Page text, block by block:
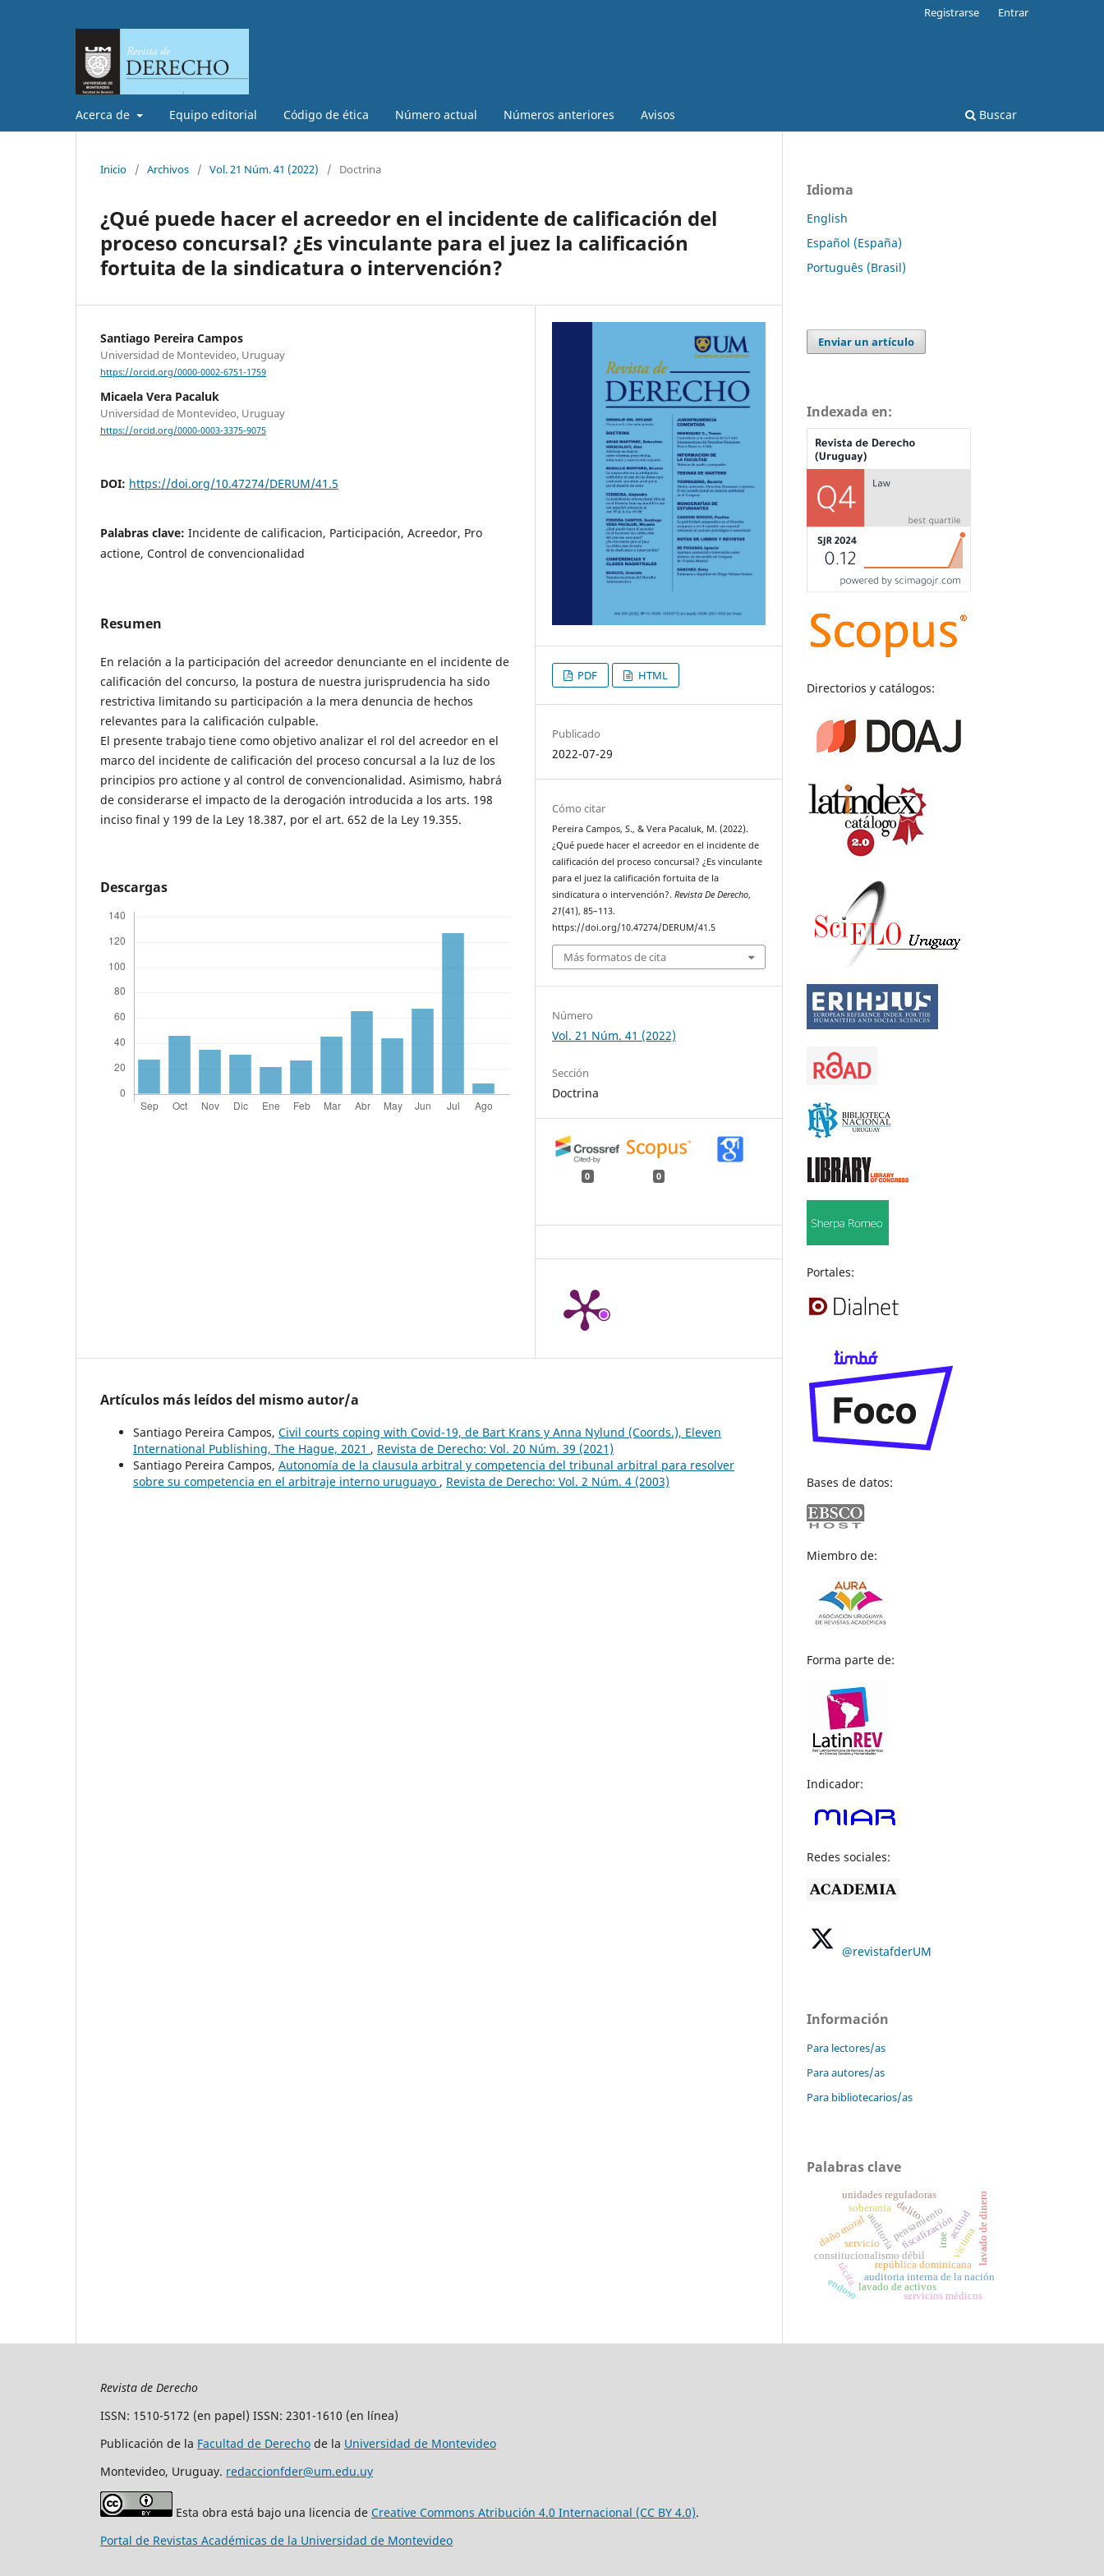
Acerca de Equipo editorial Código de ética Número actual Números anteriores Avisos Buscar
Registrarse Entrar
Inicio / Archivos / Vol. 21 Núm. 41 (2022) / Doctrina
¿Qué puede hacer el acreedor en el incidente de calificación del
proceso concursal? ¿Es vinculante para el juez la calificación
fortuita de la sindicatura o intervención?
Santiago Pereira Campos
Universidad de Montevideo, Uruguay
https://orcid.org/0000-0002-6751-1759
Micaela Vera Pacaluk
Universidad de Montevideo, Uruguay
https://orcid.org/0000-0003-3375-9075
DOI: https://doi.org/10.47274/DERUM/41.5
Palabras clave: Incidente de calificacion, Participación, Acreedor, Pro
actione, Control de convencionalidad
Resumen
En relación a la participación del acreedor denunciante en el incidente de
calificación del concurso, la postura de nuestra jurisprudencia ha sido
restrictiva limitando su participación a la mera denuncia de hechos
relevantes para la calificación culpable.
El presente trabajo tiene como objetivo analizar el rol del acreedor en el
marco del incidente de calificación del proceso concursal a la luz de los
principios pro actione y al control de convencionalidad. Asimismo, habrá
de considerarse el impacto de la derogación introducida a los arts. 198
inciso final y 199 de la Ley 18.387, por el art. 652 de la Ley 19.355.
Descargas
PDF HTML
Publicado
2022-07-29
Cómo citar
Pereira Campos, S., & Vera Pacaluk, M. (2022).
¿Qué puede hacer el acreedor en el incidente de
calificación del proceso concursal? ¿Es vinculante
para el juez la calificación fortuita de la
sindicatura o intervención?.Revista De Derecho,
21(41), 85–113.
https://doi.org/10.47274/DERUM/41.5
Más formatos de cita
Número
Vol. 21 Núm. 41 (2022)
Sección
Doctrina
0 0
Artículos más leídos del mismo autor/a
Santiago Pereira Campos, Civil courts coping with Covid-19, de Bart Krans y Anna Nylund (Coords.), Eleven
International Publishing, The Hague, 2021 , Revista de Derecho: Vol. 20 Núm. 39 (2021)
Santiago Pereira Campos, Autonomía de la clausula arbitral y competencia del tribunal arbitral para resolver
sobre su competencia en el arbitraje interno uruguayo , Revista de Derecho: Vol. 2 Núm. 4 (2003)
Idioma
English
Español (España)
Português (Brasil)
Enviar un artículo
Indexada en:
Directorios y catálogos:
Portales:
Bases de datos:
Miembro de:
Forma parte de:
Indicador:
Redes sociales:
@revistafderUM
Información
Para lectores/as
Para autores/as
Para bibliotecarios/as
Palabras clave
constitucionalismo débil
república dominicana
fiscalización
auditoria
auditoria interna de la nación
soberaníapensamientoactitud
lavado de activos
lavado de dinero
delito
daño moral
servicios médicos
unidades reguladoras
irae
tácita
servicio
endoso
victima
Revista de Derecho
ISSN: 1510-5172 (en papel) ISSN: 2301-1610 (en línea)
Publicación de la Facultad de Derecho de la Universidad de Montevideo
Montevideo, Uruguay. redaccionfder@um.edu.uy
Esta obra está bajo una licencia de Creative Commons Atribución 4.0 Internacional (CC BY 4.0).
Portal de Revistas Académicas de la Universidad de Montevideo